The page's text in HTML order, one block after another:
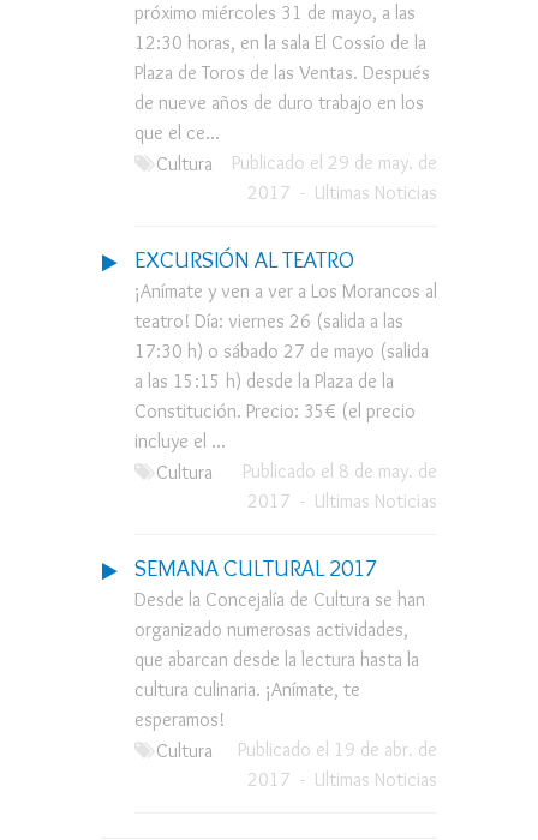
próximo miércoles 31 de mayo, a las
12:30 horas, en la sala El Cossío de la
Plaza de Toros de las Ventas. Después
de nueve años de duro trabajo en los
que el ce...
Cultura
Publicado el 29 de may. de
2017 - Ultimas Noticias
EXCURSIÓN AL TEATRO
¡Anímate y ven a ver a Los Morancos al
teatro! Día: viernes 26 (salida a las
17:30 h) o sábado 27 de mayo (salida
a las 15:15 h) desde la Plaza de la
Constitución. Precio: 35€ (el precio
incluye el ...
Cultura
Publicado el 8 de may. de
2017 - Ultimas Noticias
SEMANA CULTURAL 2017
Desde la Concejalía de Cultura se han
organizado numerosas actividades,
que abarcan desde la lectura hasta la
cultura culinaria. ¡Anímate, te
esperamos!
Cultura
Publicado el 19 de abr. de
2017 - Ultimas Noticias